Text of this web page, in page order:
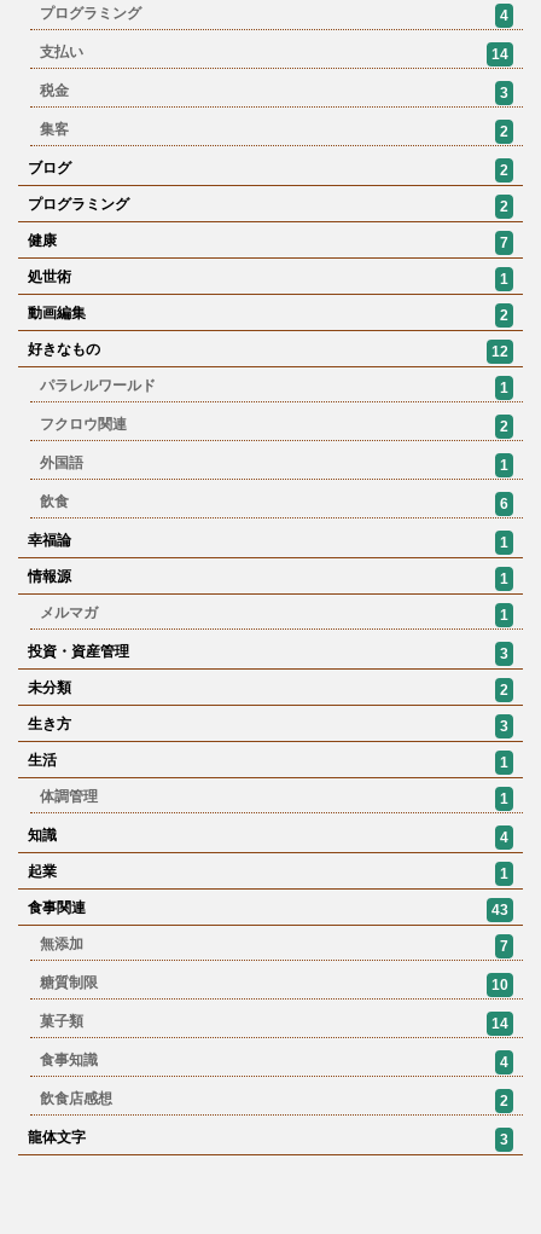
プログラミング 4
支払い 14
税金 3
集客 2
ブログ
2
プログラミング
2
健康
7
処世術
1
動画編集
2
好きなもの
12
パラレルワールド
1
フクロウ関連 2
外国語 1
飲食 6
幸福論
1
情報源
1
メルマガ
1
投資・資産管理
3
未分類
2
生き方
3
生活
1
体調管理
1
知識
4
起業
1
食事関連
43
無添加
7
糖質制限 10
菓子類 14
食事知識 4
飲食店感想 2
龍体文字 3